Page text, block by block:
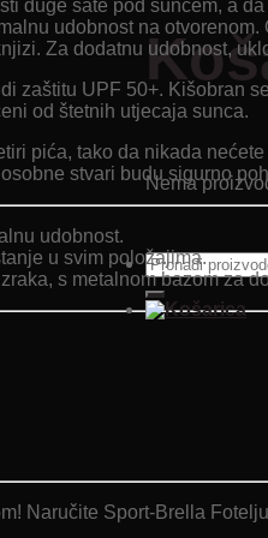
Nema
Pretraži:
duge sate pod suncem, a
udobnost na
Za dodatnu udobnost,
zaštitu UPF 50+. Kišobran
od štetnih utjecaja sunca.
pića, tako da nikada
stvari budu sigurno
udobnost.
u svim položajima.
s metalnom bazom za
Naručite Sport-Brella